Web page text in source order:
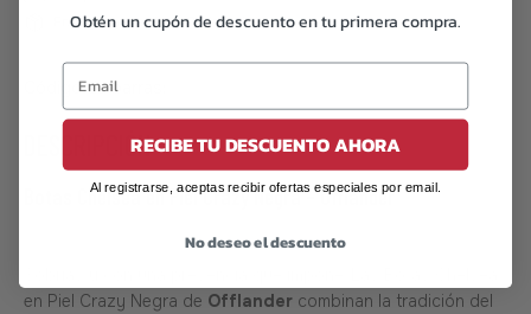
Código de barras:
DESCRIPCIÓN
Botas Chelsea en Piel Crazy Negra – Offlander
en Piel Crazy Negra de Offlander combinan la tradición del
Obtén un cupón de descuento en tu primera compra.
RECIBE TU DESCUENTO AHORA
Al registrarse, aceptas recibir ofertas especiales por email.
No deseo el descuento